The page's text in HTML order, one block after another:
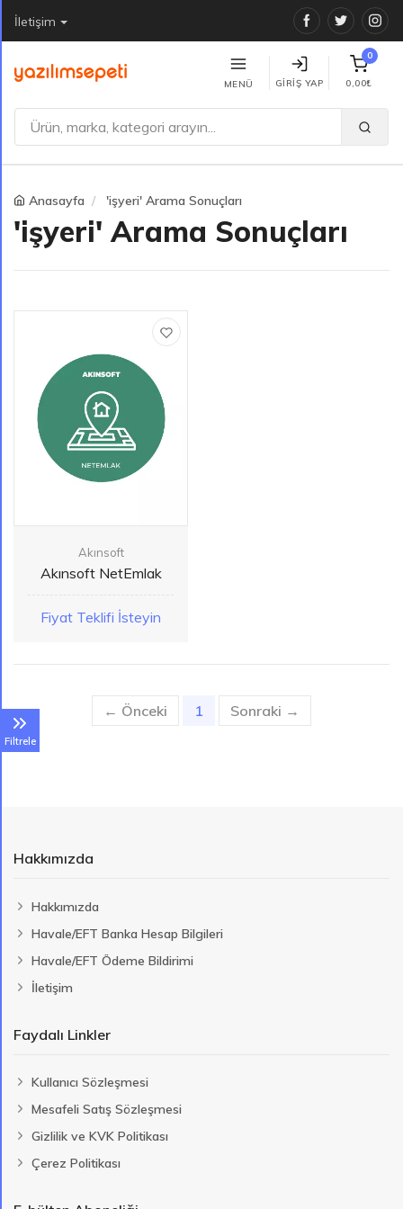
İletişim Facebook
Twitter
MENÜ GIRIŞ YAP
0
0,00₺
Anasayfa 'işyeri' Arama Sonuçları
'işyeri' Arama Sonuçları
Filtrele
Akınsoft
Akınsoft NetEmlak
Fiyat Teklifi İsteyin
← Önceki 1 (current)
Sonraki →
Hakkımızda
Hakkımızda
Havale/EFT Banka Hesap Bilgileri
Havale/EFT Ödeme Bildirimi
İletişim
Faydalı Linkler
Kullanıcı Sözleşmesi
Mesafeli Satış Sözleşmesi
Gizlilik ve KVK Politikası
Çerez Politikası